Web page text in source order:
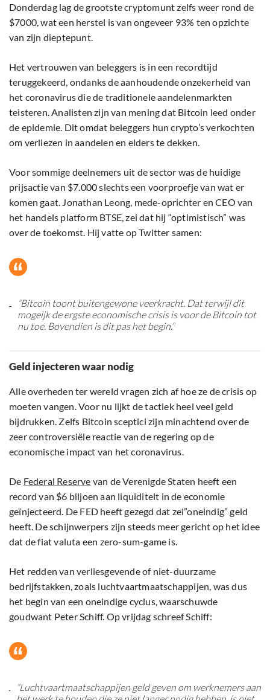
Donderdag lag de grootste cryptomunt zelfs weer rond de
$7000, wat een herstel is van ongeveer 93% ten opzichte
van zijn dieptepunt.
Het vertrouwen van beleggers is in een recordtijd
teruggekeerd, ondanks de aanhoudende onzekerheid van
het coronavirus die de traditionele aandelenmarkten
teisteren. Analisten zijn van mening dat Bitcoin leed onder
de epidemie. Dit omdat beleggers hun crypto’s verkochten
om verliezen in aandelen en elders te dekken.
Voor sommige deelnemers uit de sector was de huidige
prijsactie van $7.000 slechts een voorproefje van wat er
komen gaat. Jonathan Leong, mede-oprichter en CEO van
het handels platform BTSE, zei dat hij “optimistisch” was
over de toekomst. Hij vatte op Twitter samen:
“Bitcoin toont buitengewone veerkracht. Dat terwijl dit
mogeijk de ergste economische crisis is voor de Bitcoin tot
nu toe. Bovendien is dit pas het begin.”
Geld injecteren waar nodig
Alle overheden ter wereld vragen zich af hoe ze de crisis op
moeten vangen. Voor nu lijkt de tactiek heel veel geld
bijdrukken. Zelfs Bitcoin sceptici zijn minachtend over de
zeer controversiële reactie van de regering op de
economische impact van het coronavirus.
De Federal Reserve van de Verenigde Staten heeft een
record van $6 biljoen aan liquiditeit in de economie
geïnjecteerd. De FED heeft gezegd dat zei”oneindig” geld
heeft. De schijnwerpers zijn steeds meer gericht op het idee
dat de fiat valuta een zero-sum-game is.
Het redden van verliesgevende of niet-duurzame
bedrijfstakken, zoals luchtvaartmaatschappijen, was dus
het begin van een oneindige cyclus, waarschuwde
goudwant Peter Schiff. Op vrijdag schreef Schiff:
“Luchtvaartmaatschappijen geld geven om werknemers aan